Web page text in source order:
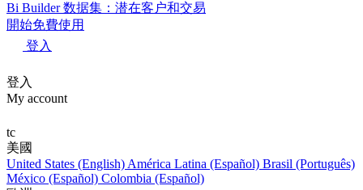
Bi Builder 数据集：潜在客户和交易
開始免費使用
登入
登入
My account
tc
美國
United States (English) América Latina (Español) Brasil (Português)
México (Español) Colombia (Español)